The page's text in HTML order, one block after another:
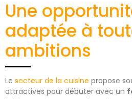
Une
adaptée à
ambitions
Le secteur de la cuisine propose
attractives pour débuter avec un